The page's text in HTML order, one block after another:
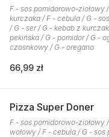
F - sos pomidorowo-ziołowy
kurczaka / F - cebula / G -
/ G - ser / G - kebab z
pekińska / G - pomidor / G -
czosnkowy / G - oregano
66,99 zł
Pizza Super Doner
F - sos pomidorowo-ziołowy
wołowy / F - cebula / G -